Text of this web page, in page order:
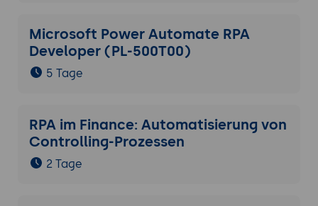
Microsoft Power Automate RPA
Developer (PL-500T00)
5 Tage
RPA im Finance: Automatisierung von
Controlling-Prozessen
2 Tage